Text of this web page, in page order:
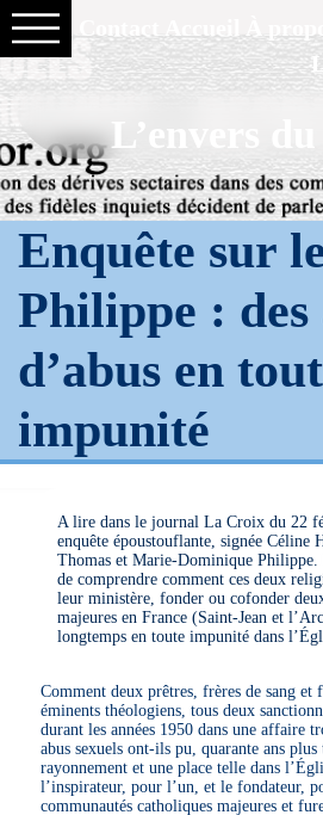
L’envers du
Enquête sur
Philippe : des
d’abus en
impunité
A lire dans le journal La Croix du 22
enquête époustouflante, signée Céline
Thomas et Marie-Dominique Philippe.
de comprendre comment ces deux
leur ministère, fonder ou cofonder
majeures en France (Saint-Jean et
longtemps en toute impunité dans
Comment deux prêtres, frères de sang et
éminents théologiens, tous deux
durant les années 1950 dans une affaire
abus sexuels ont-ils pu, quarante ans
rayonnement et une place telle dans
l’inspirateur, pour l’un, et le fondateur,
communautés catholiques majeures et